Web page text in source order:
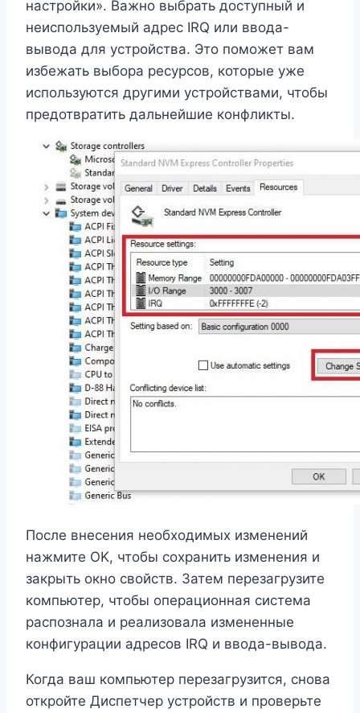
настройки». Важно выбрать доступный и
неиспользуемый адрес IRQ или ввода-
вывода для устройства. Это поможет вам
избежать выбора ресурсов, которые уже
используются другими устройствами, чтобы
предотвратить дальнейшие конфликты.
После внесения необходимых изменений
нажмите OK, чтобы сохранить изменения и
закрыть окно свойств. Затем перезагрузите
компьютер, чтобы операционная система
распознала и реализовала измененные
конфигурации адресов IRQ и ввода-вывода.
Когда ваш компьютер перезагрузится, снова
откройте Диспетчер устройств и проверьте